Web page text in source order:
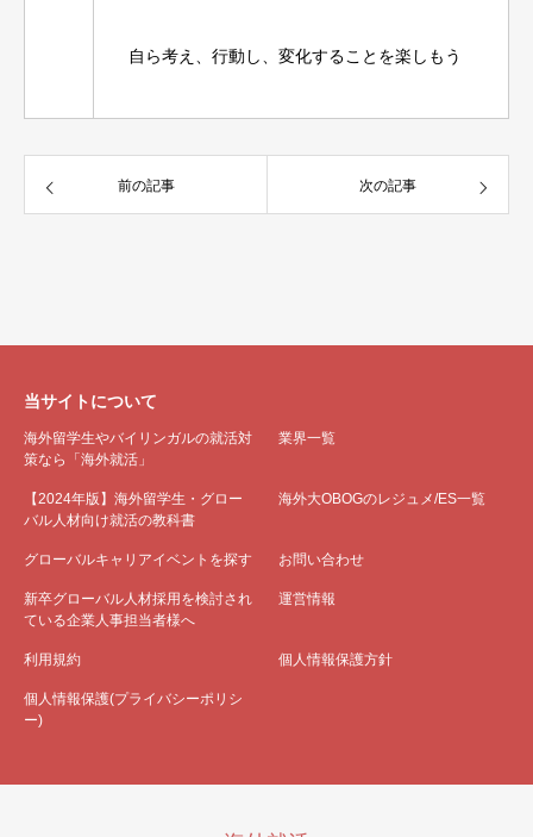
自ら考え、行動し、変化することを楽しもう
前の記事 次の記事
当サイトについて
海外留学生やバイリンガルの就活対
策なら「海外就活」
業界一覧
【2024年版】海外留学生・グロー
バル人材向け就活の教科書
海外大OBOGのレジュメ/ES一覧
グローバルキャリアイベントを探す お問い合わせ
新卒グローバル人材採用を検討され
ている企業人事担当者様へ
運営情報
利用規約 個人情報保護方針
個人情報保護(プライバシーポリシ
ー)